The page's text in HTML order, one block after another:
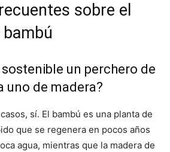
sobre el
un perchero de
uno de madera?
sí. El bambú es una planta de
que se regenera en pocos años
agua, mientras que la madera de